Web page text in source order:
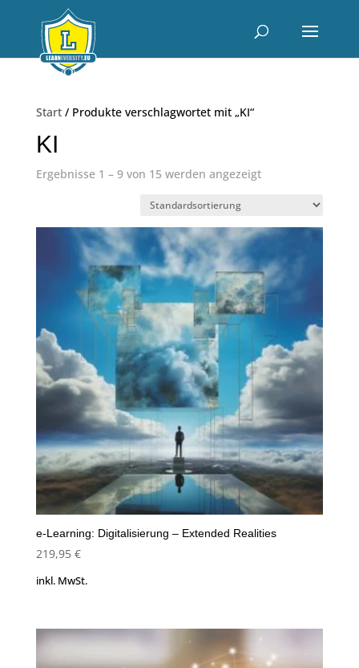
Start/ Produkte verschlagwortet mit „KI“
KI
Ergebnisse 1 – 9 von 15 werden angezeigt
e-Learning: Digitalisierung – Extended Realities
219,95 €
inkl. MwSt.